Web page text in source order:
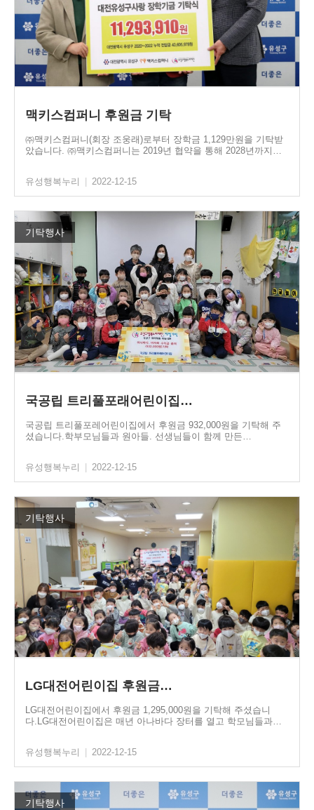
맥키스컴퍼니 후원금 기탁
㈜맥키스컴퍼니(회장 조웅래)로부터 장학금 1,129만원을 기탁받
았습니다. ㈜맥키스컴퍼니는 2019년 협약을 통해 2028년까지…
유성행복누리 2022-12-15
기탁행사
국공립 트리풀포래어린이집…
국공립 트리풀포레어린이집에서 후원금 932,000원을 기탁해 주
셨습니다.학부모님들과 원아들. 선생님들이 함께 만든…
유성행복누리 2022-12-15
기탁행사
LG대전어린이집 후원금…
LG대전어린이집에서 후원금 1,295,000원을 기탁해 주셨습니
다.LG대전어린이집은 매년 아나바다 장터를 열고 학모님들과…
유성행복누리 2022-12-15
기탁행사